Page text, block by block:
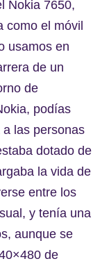
Nokia 7650,
como el móvil
usamos en
de un
de
podías
a las personas
dotado de
la vida de
entre los
y tenía una
aunque se
de